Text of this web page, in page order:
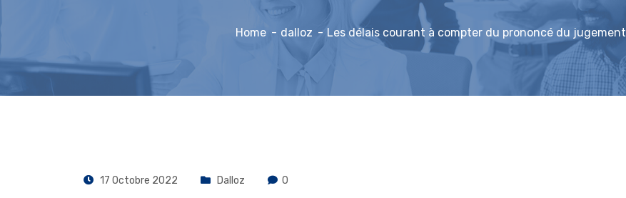
Home dalloz Les délais courant à compter du prononcé du
17 Octobre 2022 Dalloz 0